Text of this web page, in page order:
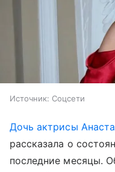
Источник: Соцсети
Дочь актрисы
рассказала о
последние месяцы.